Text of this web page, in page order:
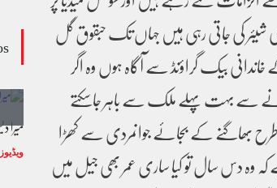
کی جاتی رہی ہیں جہاں تک حبقوق گل
بیک گراؤنڈ سے آگاہ ہوں وہ اگر
سے بہت پہلے ملک سے باہر جاسکتے
بھاگنے کے بجائے جوانمردی سے کھڑا
کہ وہ دس سال تو کیا ساری عمر بھی جیل میں ویڈیوز
کار لائبہ زینب
January 24, 2024